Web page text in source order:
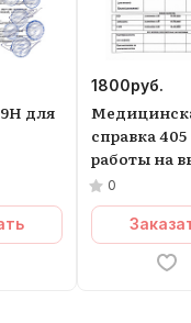
для
1800руб.
справка
работы на
0